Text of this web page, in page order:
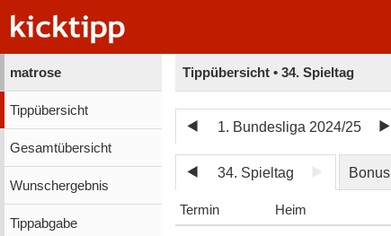
matrose
Tippübersicht
Gesamtübersicht
Wunschergebnis
Tippabgabe
Tippübersicht • 34. Spieltag
1. Bundesliga 2024/25
34. Spieltag Bonus
Termin Heim